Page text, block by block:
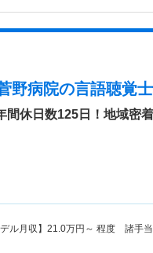
野病院の言語聴覚
間休日数125日！地域密
デル月収】 21.0万円～ 程度 諸手当